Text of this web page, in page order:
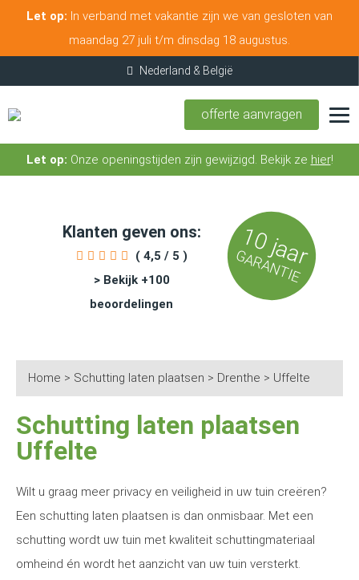
Let op: In verband met vakantie zijn we van gesloten van
maandag 27 juli t/m dinsdag 18 augustus.
offerte aanvragen
Let op: Onze openingstijden zijn gewijzigd. Bekijk ze hier!
Klanten geven ons:
( 4,5 / 5 )
> Bekijk +100
beoordelingen
10 jaar
GARANTIE
Home > Schutting laten plaatsen > Drenthe > Uffelte
Schutting laten plaatsen
Uffelte
Wilt u graag meer privacy en veiligheid in uw tuin creëren?
Een schutting laten plaatsen is dan onmisbaar. Met een
schutting wordt uw tuin met kwaliteit schuttingmateriaal
omheind én wordt het aanzicht van uw tuin versterkt.